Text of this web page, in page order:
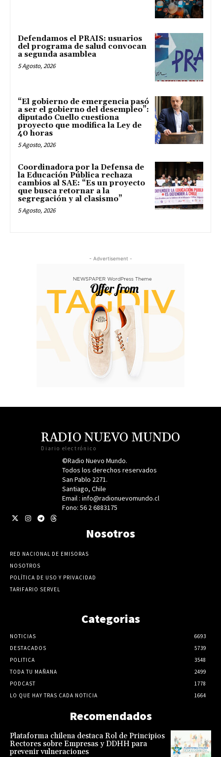
Defendamos el PRAIS: usuarios
del programa de salud convocan
a segunda asamblea
5 Agosto, 2026
“El gobierno de emergencia pasó
a ser el gobierno del desempleo”:
diputado Cuello cuestiona
proyecto que modifica la Ley de
40 horas
5 Agosto, 2026
Coordinadora por la Defensa de
la Educación Pública rechaza
cambios al SAE: “Es un proyecto
que busca retornar a la
segregación y al clasismo”
5 Agosto, 2026
- Advertisement -
RADIO NUEVO MUNDO
Diario electrónico
©Radio Nuevo Mundo.
Todos los derechos reservados
San Pablo 2271.
Santiago, Chile
Email : info@radionuevomundo.cl
Fono: 56 2 6883175
Nosotros
RED NACIONAL DE EMISORAS
NOSOTROS
POLÍTICA DE USO Y PRIVACIDAD
TARIFARIO SERVEL
Categorias
NOTICIAS
6693
DESTACADOS
5739
POLITICA
3548
TODA TU MAÑANA
2499
PODCAST
1778
LO QUE HAY TRAS CADA NOTICIA
1664
Recomendados
Plataforma chilena destaca Rol de Principios
Rectores sobre Empresas y DDHH para
prevenir vulneraciones